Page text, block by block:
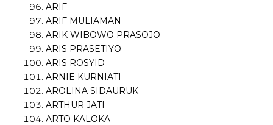
ARIF
ARIF MULIAMAN
ARIK WIBOWO PRASOJO
ARIS PRASETIYO
ARIS ROSYID
ARNIE KURNIATI
AROLINA SIDAURUK
ARTHUR JATI
ARTO KALOKA